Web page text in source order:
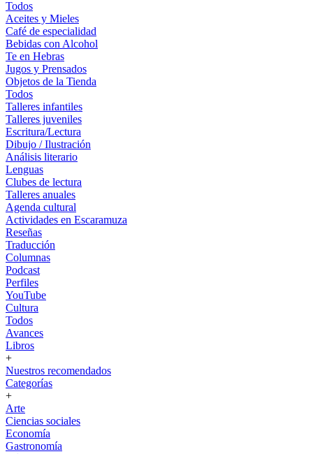
Todos
Aceites y Mieles
Café de especialidad
Bebidas con Alcohol
Te en Hebras
Jugos y Prensados
Objetos de la Tienda
Todos
Talleres infantiles
Talleres juveniles
Escritura/Lectura
Dibujo / Ilustración
Análisis literario
Lenguas
Clubes de lectura
Talleres anuales
Agenda cultural
Actividades en Escaramuza
Reseñas
Traducción
Columnas
Podcast
Perfiles
YouTube
Cultura
Todos
Avances
Libros
+
Nuestros recomendados
Categorías
+
Arte
Ciencias sociales
Economía
Gastronomía